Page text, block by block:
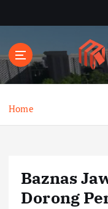
t
o
Home
Baznas
Dorong